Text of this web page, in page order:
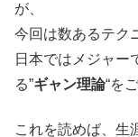
が、
今回は数あるテク
日本ではメジャー
る”ギャン理論“を
これを読めば、生